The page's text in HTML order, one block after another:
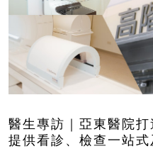
醫生專訪｜亞東醫院打
提供看診、檢查一站